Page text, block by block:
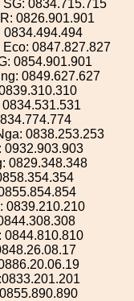
SG: 0834.715.715
0826.901.901
0834.494.494
Eco: 0847.827.827
0854.901.901
0849.627.627
0834.531.531
0838.253.253
0932.903.903
0829.348.348
0839.210.210
0844.810.810